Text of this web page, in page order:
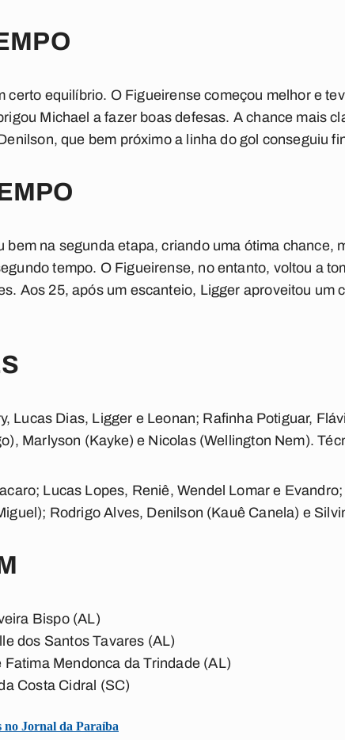
certo equilíbrio. O Figueirense começou melhor e
Michael a fazer boas defesas. A chance mais
que bem próximo a linha do gol conseguiu
bem na segunda etapa, criando uma ótima chance,
tempo. O Figueirense, no entanto, voltou a
Aos 25, após um escanteio, Ligger aproveitou um
Lucas Dias, Ligger e Leonan; Rafinha Potiguar,
Marlyson (Kayke) e Nicolas (Wellington Nem).
Lucas Lopes, Reniê, Wendel Lomar e Evandro;
Rodrigo Alves, Denilson (Kauê Canela) e
Bispo (AL)
dos Santos Tavares (AL)
Fatima Mendonca da Trindade (AL)
Costa Cidral (SC)
no Jornal da Paraíba